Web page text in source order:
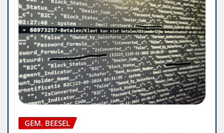
GEM. BEESEL